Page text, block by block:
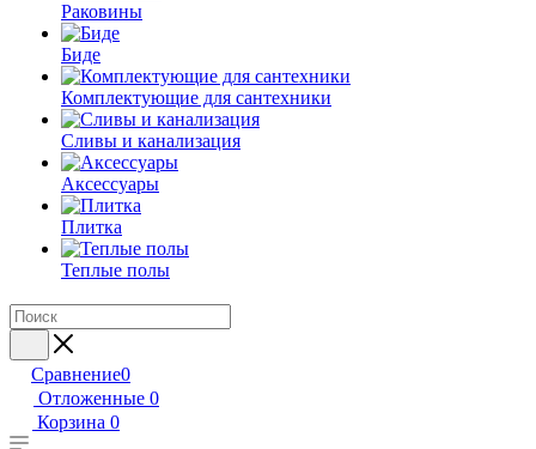
Раковины
Биде
Комплектующие для сантехники
Сливы и канализация
Аксессуары
Плитка
Теплые полы
Сравнение0
Отложенные 0
Корзина 0